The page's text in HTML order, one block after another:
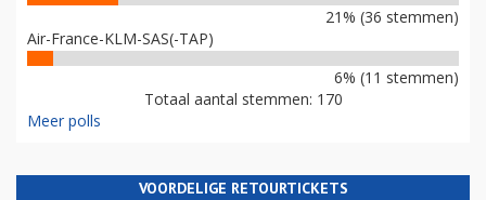
21% (36 stemmen)
Air-France-KLM-SAS(-TAP)
6% (11 stemmen)
Totaal aantal stemmen: 170
Meer polls
VOORDELIGE RETOURTICKETS